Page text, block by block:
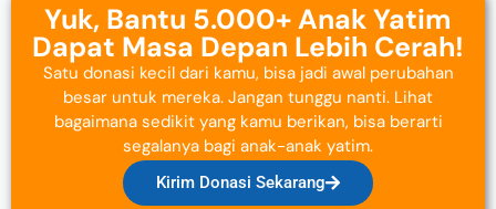
Yuk, Bantu 5.000+ Anak Yatim
Dapat Masa Depan Lebih Cerah!
Satu donasi kecil dari kamu, bisa jadi awal perubahan
besar untuk mereka. Jangan tunggu nanti. Lihat
bagaimana sedikit yang kamu berikan, bisa berarti
segalanya bagi anak-anak yatim.
Kirim Donasi Sekarang